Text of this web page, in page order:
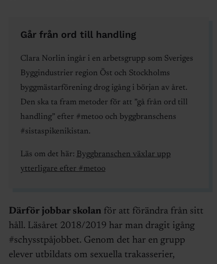
Går från ord till handling
Clara Norlin ingår i en arbetsgrupp som Sveriges
Byggindustrier region Öst och Stockholms
byggmästarförening drog igång i början av året.
Den ska ta fram metoder för att ”gå från ord till
handling” efter #metoo och byggbranschens
#sistaspikenikistan.
Läs om det här: Byggbranschen växlar upp
ytterligare efter #metoo
Därför jobbar skolanför att förändra från sitt
håll. Läsåret 2018/2019 har man dragit igång
#schysstpåjobbet. Genom det har en grupp
elever utbildats om sexuella trakasserier,